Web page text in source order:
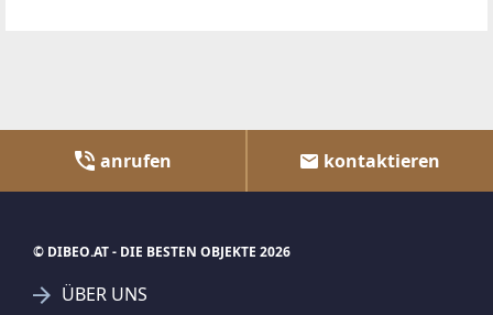
anrufen kontaktieren
© DIBEO.AT - DIE BESTEN OBJEKTE 2026
ÜBER UNS